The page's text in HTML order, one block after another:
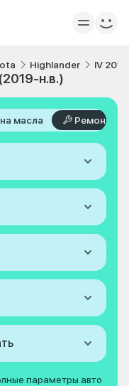
Highlander IV
н.в.)
масла Ремонт
параметры авто